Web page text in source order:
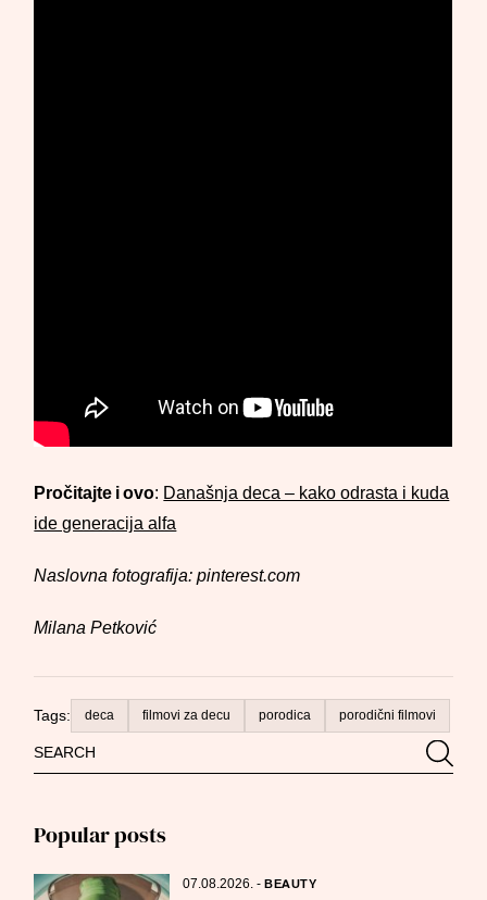
Search
for:
Popular posts
07.08.2026.-BEAUTY
Pročitajte i ovo: Današnja deca – kako odrasta i kuda
ide generacija alfa
Naslovna fotografija: pinterest.com
Milana Petković
Tags: deca filmovi za decu porodica porodični filmovi